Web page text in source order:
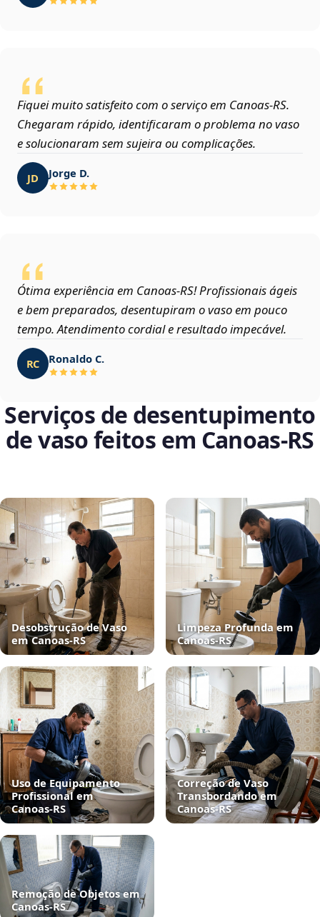
Fiquei muito satisfeito com o serviço em Canoas‑RS.
Chegaram rápido, identificaram o problema no vaso
e solucionaram sem sujeira ou complicações.
JD Jorge D.
Ótima experiência em Canoas‑RS! Profissionais ágeis
e bem preparados, desentupiram o vaso em pouco
tempo. Atendimento cordial e resultado impecável.
RC Ronaldo C.
Serviços de desentupimento
de vaso feitos em Canoas‑RS
Desobstrução de Vaso
em Canoas‑RS
Limpeza Profunda em
Canoas‑RS
Uso de Equipamento
Profissional em
Canoas‑RS
Correção de Vaso
Transbordando em
Canoas‑RS
Remoção de Objetos em
Canoas‑RS